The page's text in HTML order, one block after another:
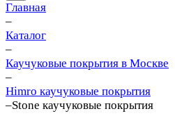
Главная
–
Каталог
–
Каучуковые покрытия в Москве
–
Himro каучуковые покрытия
–Stone каучуковые покрытия